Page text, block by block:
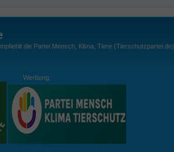
die Partei Mensch, Klima, Tiere (Tierschutzpartei.de)
Werbung: